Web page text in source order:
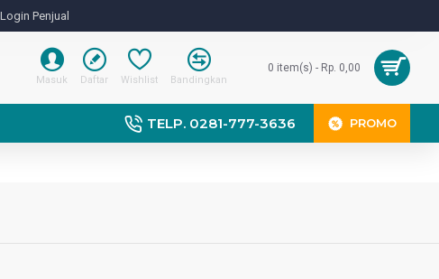
Login Penjual
Masuk Daftar Wishlist Bandingkan
0 item(s) - Rp. 0,00
TELP. 0281-777-3636 PROMO